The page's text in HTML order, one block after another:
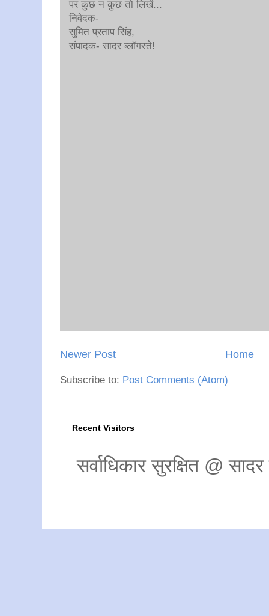
पर कुछ न कुछ तो लिखें...
निवेदक-
सुमित प्रताप सिंह,
संपादक- सादर ब्लॉगस्ते!
Newer Post Home
Subscribe to: Post Comments (Atom)
Recent Visitors
सर्वाधिकार सुरक्षित @